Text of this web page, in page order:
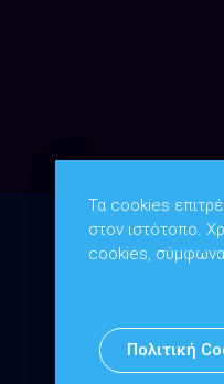
Τα cookies
στον ιστότοπο.
cookies, σύμφωνα
Πολιτική